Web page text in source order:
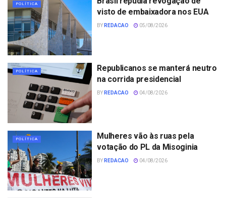
POLÍTICA
visto de embaixadora nos EUA
BY REDACAO 05/08/2026
POLÍTICA
Republicanos se manterá neutro
na corrida presidencial
BY REDACAO 04/08/2026
POLÍTICA
Mulheres vão às ruas pela
votação do PL da Misoginia
BY REDACAO 04/08/2026